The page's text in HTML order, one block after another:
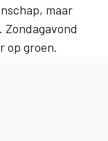
maar
op groen.